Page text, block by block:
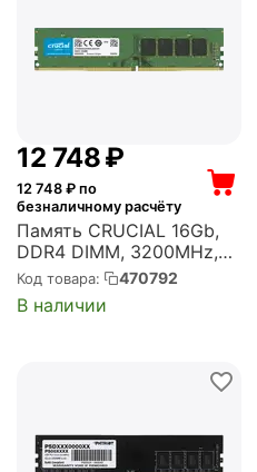
12 748₽
12 748 ₽ по
безналичному расчёту
Память CRUCIAL 16Gb,
DDR4 DIMM, 3200MHz,
Basics 1 модуль, 25600
Мб/с, CL19, 1.2 В
(CB16GU3200)
Код товара: 470792
В наличии